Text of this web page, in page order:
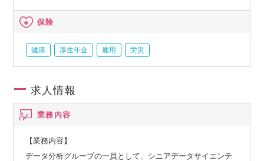
保険
健康 厚生年金 雇用 労災
求人情報
業務内容
【業務内容】
データ分析グループの一員として、シニアデータサイエンテ